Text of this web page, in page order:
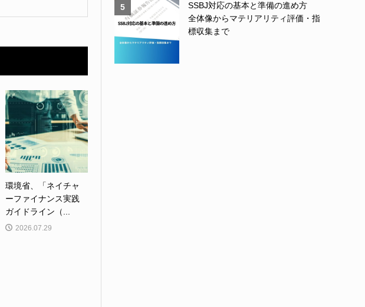
環境省、「ネイチャ
ーファイナンス実践
ガイドライン（...
2026.07.29
5
SSBJ対応の基本と準備の進め方
全体像からマテリアリティ評価・指
標収集まで